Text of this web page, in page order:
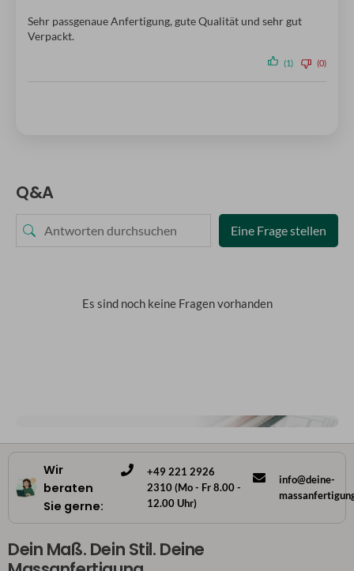
Sehr passgenaue Anfertigung, gute Qualität und sehr gut
Verpackt.
(1) (0)
Q&A
Eine Frage stellen
Es sind noch keine Fragen vorhanden
Wir
beraten
Sie gerne:
+49 221 2926
2310 (Mo - Fr 8.00 -
12.00 Uhr)
info@deine-
Dein Maß. Dein Stil. Deine